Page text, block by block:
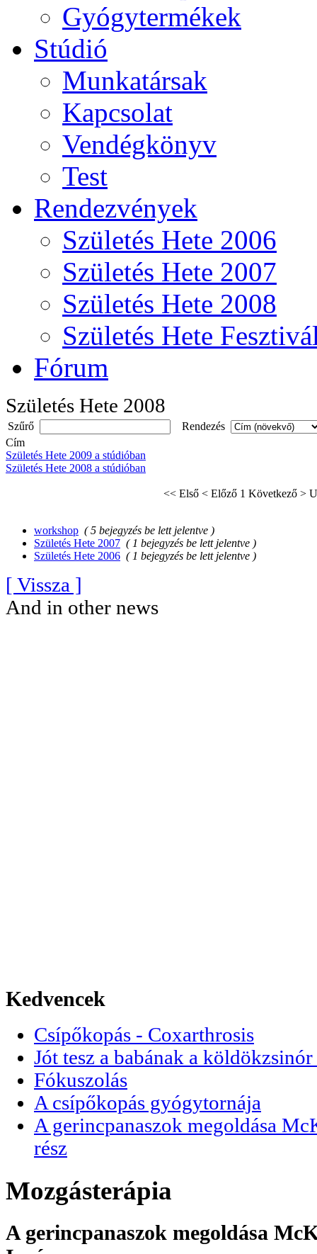
Gyógytermékek
Stúdió
Munkatársak
Kapcsolat
Vendégkönyv
Test
Rendezvények
Születés Hete 2006
Születés Hete 2007
Születés Hete 2008
Születés Hete
Fórum
Születés Hete 2008
Szűrő
Rendezés
Cím
Születés Hete 2009 a stúdióban
Születés Hete 2008 a stúdióban
<< Első < Előző 1 Következő >
workshop ( 5 bejegyzés be lett jelentve )
Születés Hete 2007 ( 1 bejegyzés be lett jelentve )
Születés Hete 2006 ( 1 bejegyzés be lett jelentve )
[ Vissza ]
And in other news
Kedvencek
Csípőkopás - Coxarthrosis
Jót tesz a babának a
Fókuszolás
A csípőkopás gyógytornája
A gerincpanaszok megoldása
rész
Mozgásterápia
A gerincpanaszok megoldása